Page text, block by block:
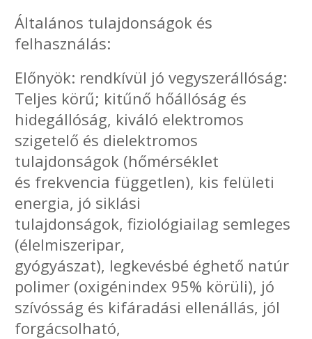
Általános tulajdonságok és
felhasználás:
Előnyök: rendkívül jó vegyszerállóság:
Teljes körű; kitűnő hőállóság és
hidegállóság, kiváló elektromos
szigetelő és dielektromos
tulajdonságok (hőmérséklet
és frekvencia független), kis felületi
energia, jó siklási
tulajdonságok, fiziológiailag semleges
(élelmiszeripar,
gyógyászat), legkevésbé éghető natúr
polimer (oxigénindex 95% körüli), jó
szívósság és kifáradási ellenállás, jól
forgácsolható,